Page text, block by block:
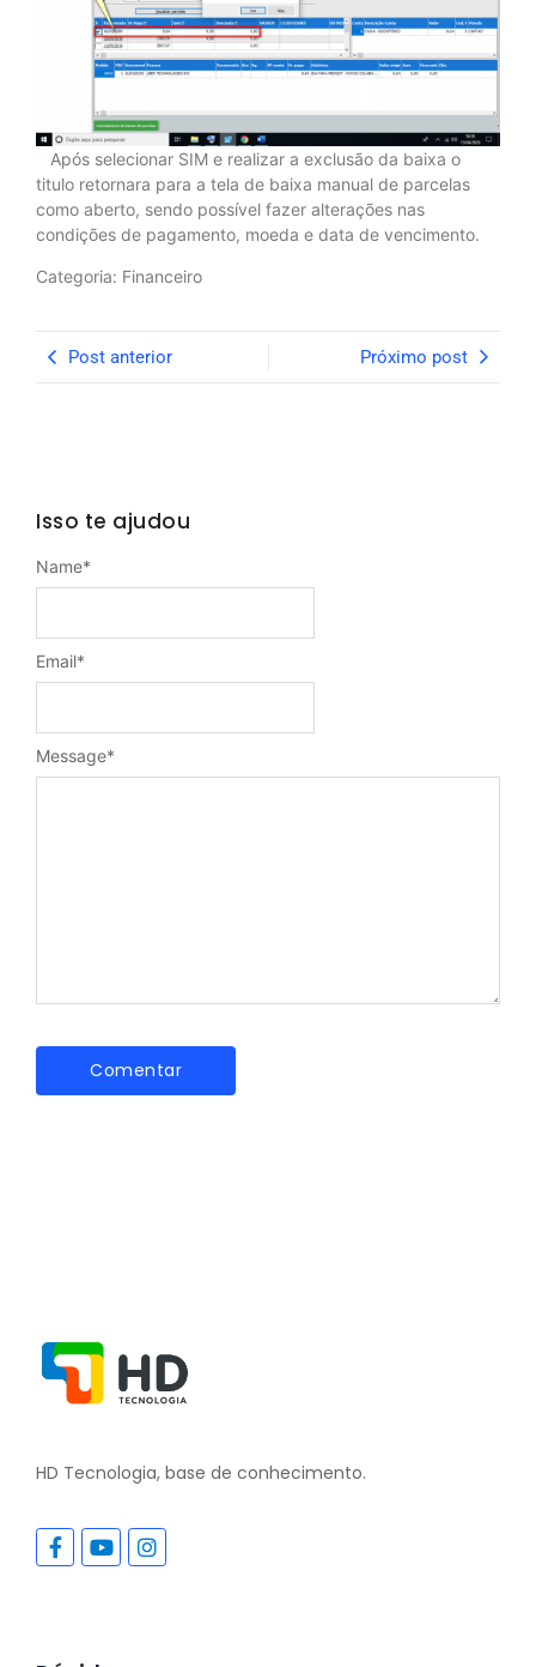
Após selecionar SIM e realizar a exclusão da baixa o
titulo retornara para a tela de baixa manual de parcelas
como aberto, sendo possível fazer alterações nas
condições de pagamento, moeda e data de vencimento.
Categoria: Financeiro
Post anterior Próximo post
Isso te ajudou
Message*
Name*
Email*
HD Tecnologia, base de conhecimento.